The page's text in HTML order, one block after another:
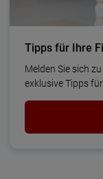
Tipps für Ihre
Melden Sie sich
exklusive Tipps